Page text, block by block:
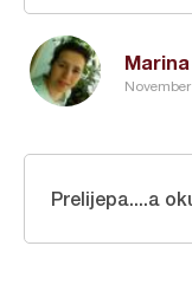
Prelijepa....a